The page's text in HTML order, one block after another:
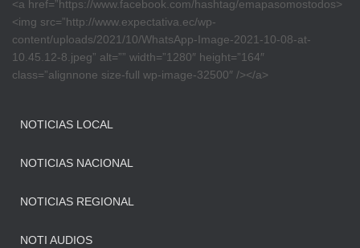
<a href=”https://www.facebook.com/hashtag/emapasomostodos>
<img src=”http://www.expectativa.ec/wp-
content/uploads/2021/10/WhatsApp-Image-2021-10-08-at-
10.45.12-8.jpeg” alt=”” width=”1280″ height=”164″
class=”alignnone size-full wp-image-32500″ /></a>
NOTICIAS LOCAL
NOTICIAS NACIONAL
NOTICIAS REGIONAL
NOTI AUDIOS